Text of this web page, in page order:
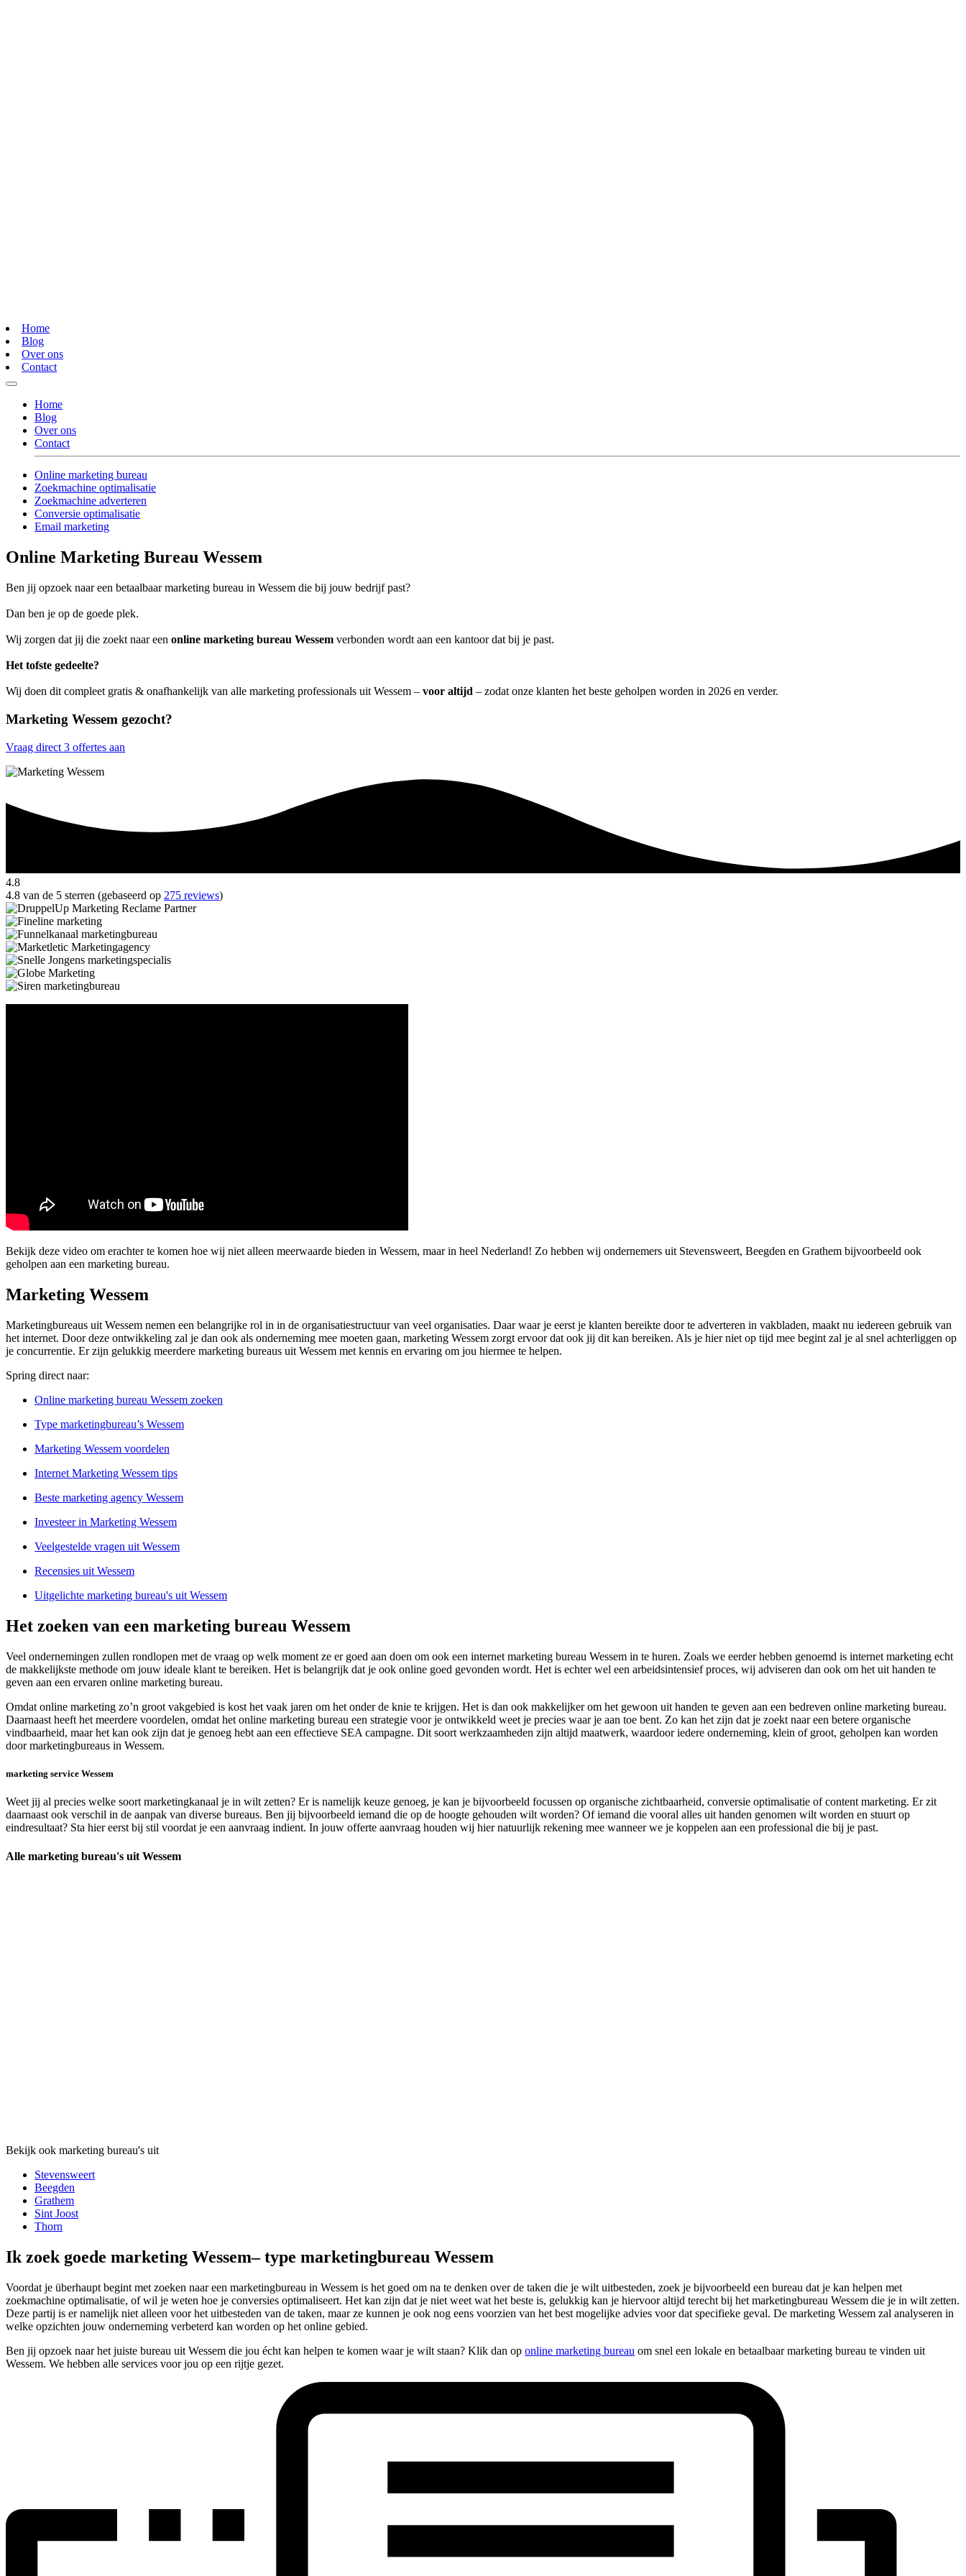
Home
Blog
Over ons
Contact
Home
Blog
Over ons
Contact
Online marketing bureau
Zoekmachine optimalisatie
Zoekmachine adverteren
Conversie optimalisatie
Email marketing
Online Marketing Bureau Wessem
Ben jij opzoek naar een betaalbaar marketing bureau in Wessem die bij jouw bedrijf past?
Dan ben je op de goede plek.
Wij zorgen dat jij die zoekt naar een online marketing bureau Wessem verbonden wordt aan een kantoor dat bij je past.
Het tofste gedeelte?
Wij doen dit compleet gratis & onafhankelijk van alle marketing professionals uit Wessem – voor altijd – zodat onze klanten het beste geholpen worden in 2026 en verder.
Marketing Wessem gezocht?
Vraag direct 3 offertes aan
4.8
4.8 van de 5 sterren (gebaseerd op 275 reviews)
Bekijk deze video om erachter te komen hoe wij niet alleen meerwaarde bieden in Wessem, maar in heel Nederland! Zo hebben wij ondernemers uit Stevensweert, Beegden en Grathem bijvoorbeeld ook
geholpen aan een marketing bureau.
Marketing Wessem
Marketingbureaus uit Wessem nemen een belangrijke rol in in de organisatiestructuur van veel organisaties. Daar waar je eerst je klanten bereikte door te adverteren in vakbladen, maakt nu iedereen gebruik van
het internet. Door deze ontwikkeling zal je dan ook als onderneming mee moeten gaan, marketing Wessem zorgt ervoor dat ook jij dit kan bereiken. Als je hier niet op tijd mee begint zal je al snel achterliggen op
je concurrentie. Er zijn gelukkig meerdere marketing bureaus uit Wessem met kennis en ervaring om jou hiermee te helpen.
Spring direct naar:
Online marketing bureau Wessem zoeken
Type marketingbureau’s Wessem
Marketing Wessem voordelen
Internet Marketing Wessem tips
Beste marketing agency Wessem
Investeer in Marketing Wessem
Veelgestelde vragen uit Wessem
Recensies uit Wessem
Uitgelichte marketing bureau's uit Wessem
Het zoeken van een marketing bureau Wessem
Veel ondernemingen zullen rondlopen met de vraag op welk moment ze er goed aan doen om ook een internet marketing bureau Wessem in te huren. Zoals we eerder hebben genoemd is internet marketing echt
de makkelijkste methode om jouw ideale klant te bereiken. Het is belangrijk dat je ook online goed gevonden wordt. Het is echter wel een arbeidsintensief proces, wij adviseren dan ook om het uit handen te
geven aan een ervaren online marketing bureau.
Omdat online marketing zo’n groot vakgebied is kost het vaak jaren om het onder de knie te krijgen. Het is dan ook makkelijker om het gewoon uit handen te geven aan een bedreven online marketing bureau.
Daarnaast heeft het meerdere voordelen, omdat het online marketing bureau een strategie voor je ontwikkeld weet je precies waar je aan toe bent. Zo kan het zijn dat je zoekt naar een betere organische
vindbaarheid, maar het kan ook zijn dat je genoeg hebt aan een effectieve SEA campagne. Dit soort werkzaamheden zijn altijd maatwerk, waardoor iedere onderneming, klein of groot, geholpen kan worden
door marketingbureaus in Wessem.
marketing service Wessem
Weet jij al precies welke soort marketingkanaal je in wilt zetten? Er is namelijk keuze genoeg, je kan je bijvoorbeeld focussen op organische zichtbaarheid, conversie optimalisatie of content marketing. Er zit
daarnaast ook verschil in de aanpak van diverse bureaus. Ben jij bijvoorbeeld iemand die op de hoogte gehouden wilt worden? Of iemand die vooral alles uit handen genomen wilt worden en stuurt op
eindresultaat? Sta hier eerst bij stil voordat je een aanvraag indient. In jouw offerte aanvraag houden wij hier natuurlijk rekening mee wanneer we je koppelen aan een professional die bij je past.
Alle marketing bureau's uit Wessem
Bekijk ook marketing bureau's uit
Stevensweert
Beegden
Grathem
Sint Joost
Thorn
Ik zoek goede marketing Wessem– type marketingbureau Wessem
Voordat je überhaupt begint met zoeken naar een marketingbureau in Wessem is het goed om na te denken over de taken die je wilt uitbesteden, zoek je bijvoorbeeld een bureau dat je kan helpen met
zoekmachine optimalisatie, of wil je weten hoe je conversies optimaliseert. Het kan zijn dat je niet weet wat het beste is, gelukkig kan je hiervoor altijd terecht bij het marketingbureau Wessem die je in wilt zetten.
Deze partij is er namelijk niet alleen voor het uitbesteden van de taken, maar ze kunnen je ook nog eens voorzien van het best mogelijke advies voor dat specifieke geval. De marketing Wessem zal analyseren in
welke opzichten jouw onderneming verbeterd kan worden op het online gebied.
Ben jij opzoek naar het juiste bureau uit Wessem die jou écht kan helpen te komen waar je wilt staan? Klik dan op online marketing bureau om snel een lokale en betaalbaar marketing bureau te vinden uit
Wessem. We hebben alle services voor jou op een rijtje gezet.